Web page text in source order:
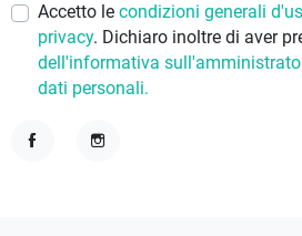
Accetto le condizioni generali
privacy. Dichiaro inoltre di aver
dell'informativa
dati personali.